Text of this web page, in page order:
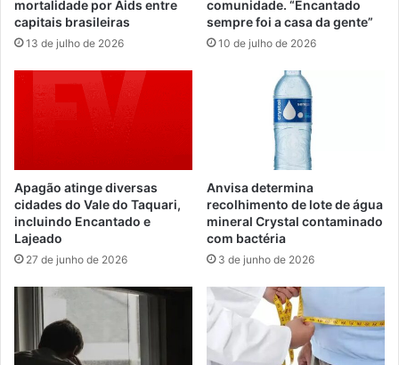
mortalidade por Aids entre
capitais brasileiras
13 de julho de 2026
comunidade. “Encantado
sempre foi a casa da gente”
10 de julho de 2026
Apagão atinge diversas
cidades do Vale do Taquari,
incluindo Encantado e
Lajeado
27 de junho de 2026
Anvisa determina
recolhimento de lote de água
mineral Crystal contaminado
com bactéria
3 de junho de 2026